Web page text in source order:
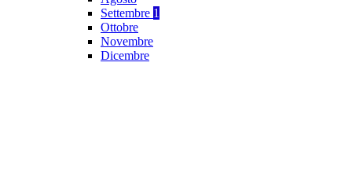
Settembre 1
Ottobre
Novembre
Dicembre